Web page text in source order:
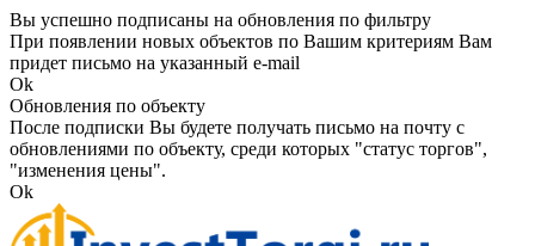
Вы успешно подписаны на обновления по фильтру
При появлении новых объектов по Вашим критериям Вам
придет письмо на указанный e-mail
Ok
Обновления по объекту
После подписки Вы будете получать письмо на почту с
обновлениями по объекту, среди которых "статус торгов",
"изменения цены".
Ok